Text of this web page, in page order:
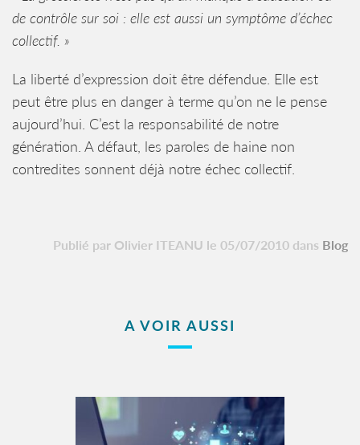
de contrôle sur soi : elle est aussi un symptôme d’échec
collectif. »
La liberté d’expression doit être défendue. Elle est
peut être plus en danger à terme qu’on ne le pense
aujourd’hui. C’est la responsabilité de notre
génération. A défaut, les paroles de haine non
contredites sonnent déjà notre échec collectif.
Publié par Olivier ITEANU le 05/07/2010 dans Blog
A VOIR AUSSI